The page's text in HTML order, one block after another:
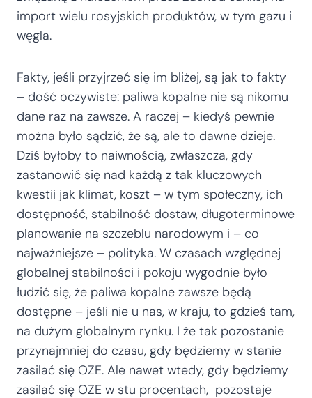
import wielu rosyjskich produktów, w tym gazu i
węgla.
Fakty, jeśli przyjrzeć się im bliżej, są jak to fakty
– dość oczywiste: paliwa kopalne nie są nikomu
dane raz na zawsze. A raczej – kiedyś pewnie
można było sądzić, że są, ale to dawne dzieje.
Dziś byłoby to naiwnością, zwłaszcza, gdy
zastanowić się nad każdą z tak kluczowych
kwestii jak klimat, koszt – w tym społeczny, ich
dostępność, stabilność dostaw, długoterminowe
planowanie na szczeblu narodowym i – co
najważniejsze – polityka. W czasach względnej
globalnej stabilności i pokoju wygodnie było
łudzić się, że paliwa kopalne zawsze będą
dostępne – jeśli nie u nas, w kraju, to gdzieś tam,
na dużym globalnym rynku. I że tak pozostanie
przynajmniej do czasu, gdy będziemy w stanie
zasilać się OZE. Ale nawet wtedy, gdy będziemy
zasilać się OZE w stu procentach, pozostaje